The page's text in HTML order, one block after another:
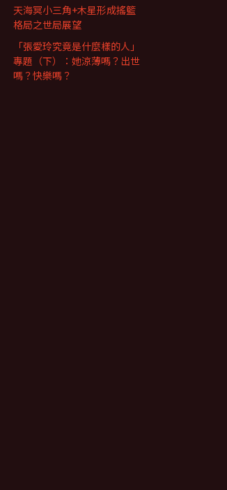
天海冥小三角+木星形成搖籃
格局之世局展望
「張愛玲究竟是什麼樣的人」
專題（下）：她涼薄嗎？出世
嗎？快樂嗎？